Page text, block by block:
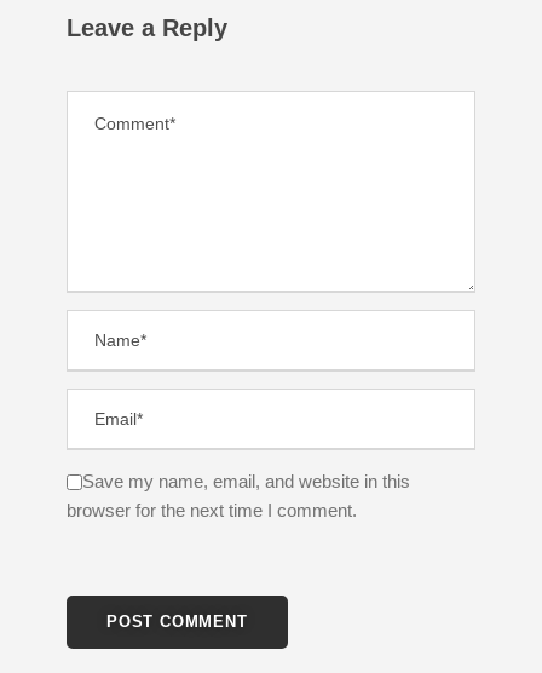
Leave a Reply
Save my name, email, and website in this
browser for the next time I comment.